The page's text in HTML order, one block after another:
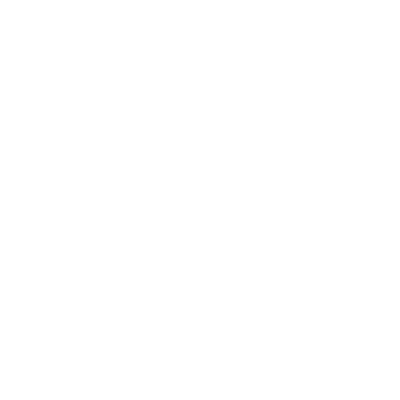
systému. Používanie kvalitných kompresorov, kondenzátorov,